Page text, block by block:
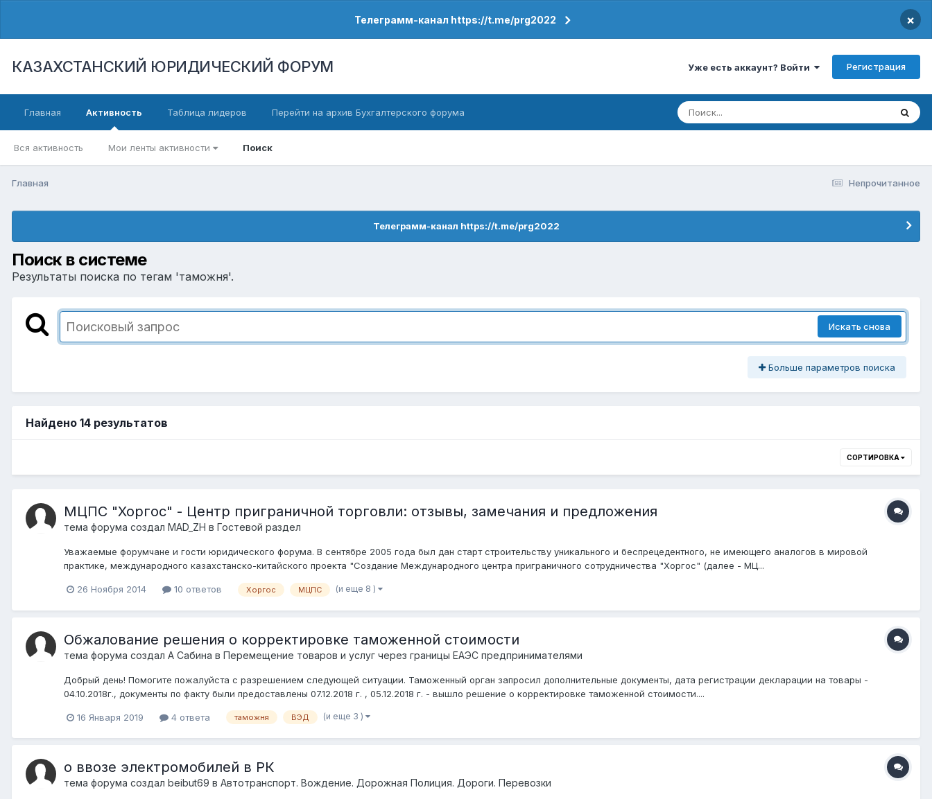
Телеграмм-канал https://t.me/prg2022 ×
КАЗАХСТАНСКИЙ ЮРИДИЧЕСКИЙ ФОРУМ Уже есть аккаунт? Войти Регистрация
Главная Активность
Вся активность Мои ленты активности Поиск
Таблица лидеров Перейти на архив Бухгалтерского форума
Непрочитанное
Главная
Телеграмм-канал https://t.me/prg2022
Поиск в системе
Результаты поиска по тегам 'таможня'.
Искать снова
Больше параметров поиска
Найдено 14 результатов
СОРТИРОВКА
МЦПС "Хоргос" - Центр приграничной торговли: отзывы, замечания и предложения
тема форума создал MAD_ZH в Гостевой раздел
Уважаемые форумчане и гости юридического форума. В сентябре 2005 года был дан старт строительству уникального и беспрецедентного, не имеющего аналогов в мировой
практике, международного казахстанско-китайского проекта "Создание Международного центра приграничного сотрудничества "Хоргос" (далее - МЦ...
26 Ноября 2014 10 ответов Хоргос МЦПС (и еще 8 )
Обжалование решения о корректировке таможенной стоимости
тема форума создал А Сабина в Перемещение товаров и услуг через границы ЕАЭС предпринимателями
Добрый день! Помогите пожалуйста с разрешением следующей ситуации. Таможенный орган запросил дополнительные документы, дата регистрации декларации на товары -
04.10.2018г., документы по факту были предоставлены 07.12.2018 г. , 05.12.2018 г. - вышло решение о корректировке таможенной стоимости....
16 Января 2019 4 ответа таможня ВЭД (и еще 3 )
о ввозе электромобилей в РК
тема форума создал beibut69 в Автотранспорт. Вождение. Дорожная Полиция. Дороги. Перевозки